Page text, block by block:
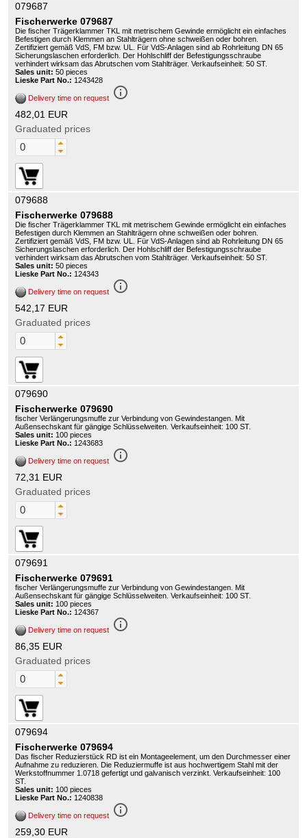
079687
Fischerwerke 079687
Die fischer Trägerklammer TKL mit metrischem Gewinde ermöglicht ein einfaches
Befestigen durch Klemmen an Stahlträgern ohne schweißen oder bohren.
Zertifiziert gemäß VdS, FM bzw. UL. Für VdS-Anlagen sind ab Rohrleitung DN 65
Sicherungslaschen erforderlich. Der Hohlschliff der Befestigungsschraube
verhindert wirksam das Abrutschen vom Stahlträger. Verkaufseinheit: 50 ST.
Sales unit: 50 pieces
Lieske Part No.: 1243428
Delivery time on request info_outline
482,01 EUR
Graduated prices
079688
Fischerwerke 079688
Die fischer Trägerklammer TKL mit metrischem Gewinde ermöglicht ein einfaches
Befestigen durch Klemmen an Stahlträgern ohne schweißen oder bohren.
Zertifiziert gemäß VdS, FM bzw. UL. Für VdS-Anlagen sind ab Rohrleitung DN 65
Sicherungslaschen erforderlich. Der Hohlschliff der Befestigungsschraube
verhindert wirksam das Abrutschen vom Stahlträger. Verkaufseinheit: 50 ST.
Sales unit: 50 pieces
Lieske Part No.: 124343
Delivery time on request info_outline
542,17 EUR
Graduated prices
079690
Fischerwerke 079690
fischer Verlängerungsmuffe zur Verbindung von Gewindestangen. Mit
Außensechskant für gängige Schlüsselweiten. Verkaufseinheit: 100 ST.
Sales unit: 100 pieces
Lieske Part No.: 1243683
Delivery time on request info_outline
72,31 EUR
Graduated prices
079691
Fischerwerke 079691
fischer Verlängerungsmuffe zur Verbindung von Gewindestangen. Mit
Außensechskant für gängige Schlüsselweiten. Verkaufseinheit: 100 ST.
Sales unit: 100 pieces
Lieske Part No.: 124367
Delivery time on request info_outline
86,35 EUR
Graduated prices
079694
Fischerwerke 079694
Das fischer Reduzierstück RD ist ein Montageelement, um den Durchmesser einer
Aufnahme zu reduzieren. Die Reduziermuffe ist aus hochwertigem Stahl mit der
Werkstoffnummer 1.0718 gefertigt und galvanisch verzinkt. Verkaufseinheit: 100
ST.
Sales unit: 100 pieces
Lieske Part No.: 1240838
Delivery time on request info_outline
259,30 EUR